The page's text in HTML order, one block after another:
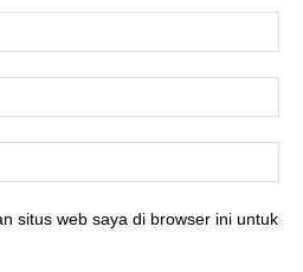
situs web saya di browser ini untuk